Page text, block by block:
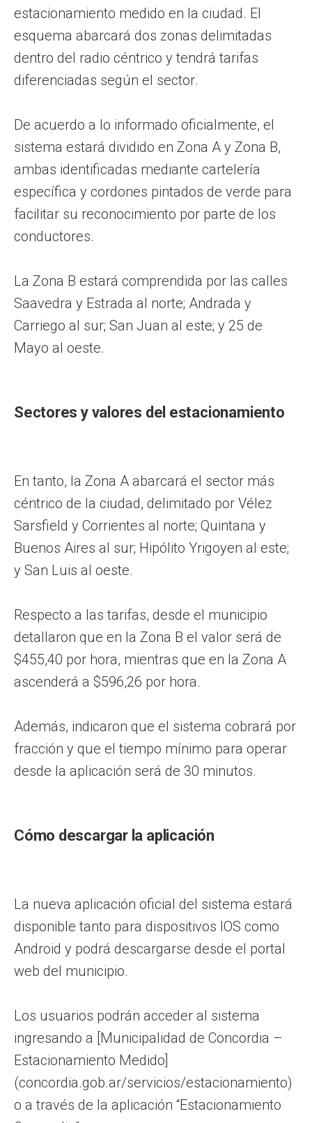
estacionamiento medido en la ciudad. El
esquema abarcará dos zonas delimitadas
dentro del radio céntrico y tendrá tarifas
diferenciadas según el sector.
De acuerdo a lo informado oficialmente, el
sistema estará dividido en Zona A y Zona B,
ambas identificadas mediante cartelería
específica y cordones pintados de verde para
facilitar su reconocimiento por parte de los
conductores.
La Zona B estará comprendida por las calles
Saavedra y Estrada al norte; Andrada y
Carriego al sur; San Juan al este; y 25 de
Mayo al oeste.
Sectores y valores del estacionamiento
En tanto, la Zona A abarcará el sector más
céntrico de la ciudad, delimitado por Vélez
Sarsfield y Corrientes al norte; Quintana y
Buenos Aires al sur; Hipólito Yrigoyen al este;
y San Luis al oeste.
Respecto a las tarifas, desde el municipio
detallaron que en la Zona B el valor será de
$455,40 por hora, mientras que en la Zona A
ascenderá a $596,26 por hora.
Además, indicaron que el sistema cobrará por
fracción y que el tiempo mínimo para operar
desde la aplicación será de 30 minutos.
Cómo descargar la aplicación
La nueva aplicación oficial del sistema estará
disponible tanto para dispositivos IOS como
Android y podrá descargarse desde el portal
web del municipio.
Los usuarios podrán acceder al sistema
ingresando a [Municipalidad de Concordia –
Estacionamiento Medido]
(concordia.gob.ar/servicios/estacionamiento)
o a través de la aplicación “Estacionamiento